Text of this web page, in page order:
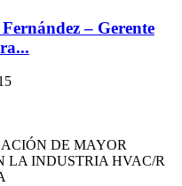
– Gerente
DE MAYOR
LA INDUSTRIA HVAC/R